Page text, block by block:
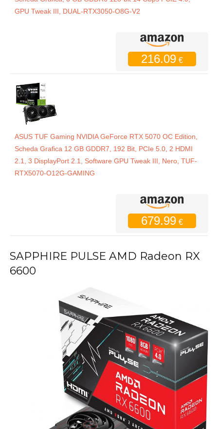
GPU Tweak III, DUAL-RTX3050-O8G-V2
216.09 €
ASUS TUF Gaming NVIDIA GeForce RTX 5070 OC Edition,
Scheda Grafica 12 GB GDDR7, 192 Bit, PCIe 5.0, 2 HDMI
2.1, 3 DisplayPort 2.1, Software GPU Tweak III, Nero, TUF-
RTX5070-O12G-GAMING
679.99 €
SAPPHIRE PULSE AMD Radeon RX
6600